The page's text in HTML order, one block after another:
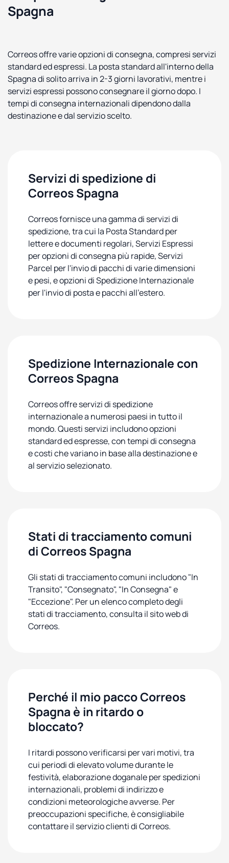
Spagna
Correos offre varie opzioni di consegna, compresi servizi
standard ed espressi. La posta standard all'interno della
Spagna di solito arriva in 2-3 giorni lavorativi, mentre i
servizi espressi possono consegnare il giorno dopo. I
tempi di consegna internazionali dipendono dalla
destinazione e dal servizio scelto.
Servizi di spedizione di
Correos Spagna
Correos fornisce una gamma di servizi di
spedizione, tra cui la Posta Standard per
lettere e documenti regolari, Servizi Espressi
per opzioni di consegna più rapide, Servizi
Parcel per l'invio di pacchi di varie dimensioni
e pesi, e opzioni di Spedizione Internazionale
per l'invio di posta e pacchi all'estero.
Spedizione Internazionale con
Correos Spagna
Correos offre servizi di spedizione
internazionale a numerosi paesi in tutto il
mondo. Questi servizi includono opzioni
standard ed espresse, con tempi di consegna
e costi che variano in base alla destinazione e
al servizio selezionato.
Stati di tracciamento comuni
di Correos Spagna
Gli stati di tracciamento comuni includono "In
Transito", "Consegnato", "In Consegna" e
"Eccezione". Per un elenco completo degli
stati di tracciamento, consulta il sito web di
Correos.
Perché il mio pacco Correos
Spagna è in ritardo o
bloccato?
I ritardi possono verificarsi per vari motivi, tra
cui periodi di elevato volume durante le
festività, elaborazione doganale per spedizioni
internazionali, problemi di indirizzo e
condizioni meteorologiche avverse. Per
preoccupazioni specifiche, è consigliabile
contattare il servizio clienti di Correos.